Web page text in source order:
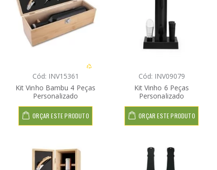
Cód: INV15361
Kit Vinho Bambu 4 Peças
Personalizado
ORÇAR ESTE PRODUTO
Cód: INV09079
Kit Vinho 6 Peças
Personalizado
ORÇAR ESTE PRODUTO